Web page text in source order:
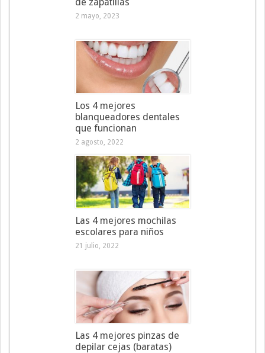
2 mayo, 2023
Los 4 mejores
blanqueadores dentales
que funcionan
2 agosto, 2022
Las 4 mejores mochilas
escolares para niños
21 julio, 2022
Las 4 mejores pinzas de
depilar cejas (baratas)